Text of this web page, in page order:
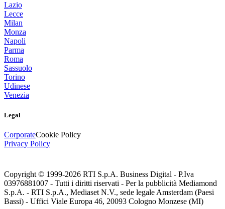
Lazio
Lecce
Milan
Monza
Napoli
Parma
Roma
Sassuolo
Torino
Udinese
Venezia
Legal
CorporateCookie Policy
Privacy Policy
Copyright © 1999-2026 RTI S.p.A. Business Digital - P.Iva
03976881007 - Tutti i diritti riservati - Per la pubblicità Mediamond
S.p.A. - RTI S.p.A., Mediaset N.V., sede legale Amsterdam (Paesi
Bassi) - Uffici Viale Europa 46, 20093 Cologno Monzese (MI)